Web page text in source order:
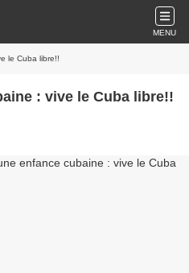
MENU
le Cuba libre!!
: vive le Cuba libre!!